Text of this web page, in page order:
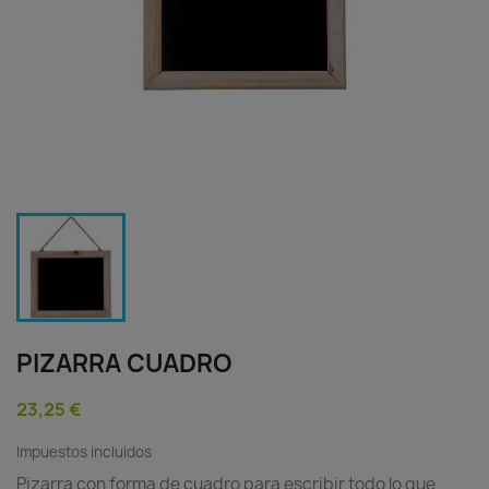
PIZARRA CUADRO
23,25 €
Impuestos incluidos
Pizarra con forma de cuadro para escribir todo lo que